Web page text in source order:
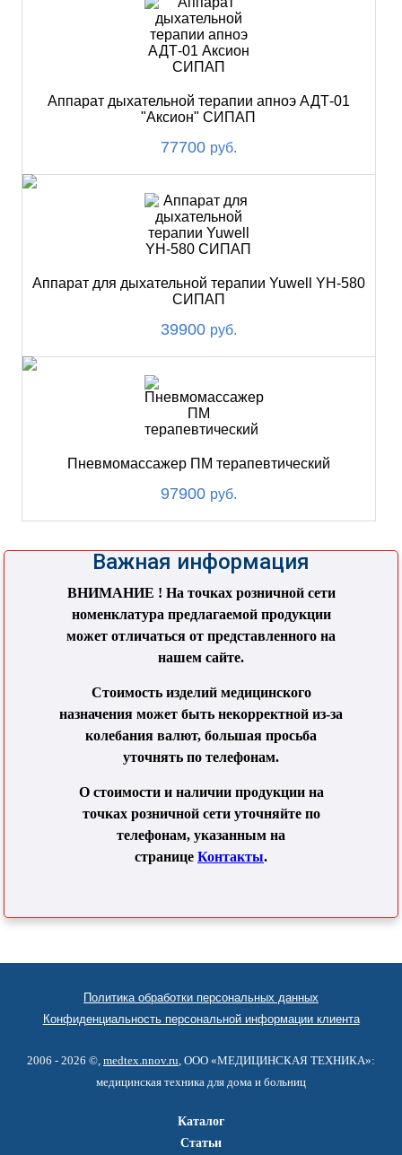
Аппарат дыхательной терапии апноэ АДТ-01
"Аксион" СИПАП
77700 руб.
Аппарат для дыхательной терапии Yuwell YH-580
СИПАП
39900 руб.
Пневмомассажер ПМ терапевтический
97900 руб.
Важная информация
ВНИМАНИЕ ! На точках розничной сети
номенклатура предлагаемой продукции
может отличаться от представленного на
нашем сайте.
Стоимость изделий медицинского
назначения может быть некорректной из-за
колебания валют, большая просьба
уточнять по телефонам.
О стоимости и наличии продукции на
точках розничной сети уточняйте по
телефонам, указанным на
странице Контакты.
Политика обработки персональных данных
Конфиденциальность персональной информации клиента
2006 - 2026 ©, medtex.nnov.ru , ООО «МЕДИЦИНСКАЯ ТЕХНИКА»:
медицинская техника для дома и больниц
Каталог
Статьи